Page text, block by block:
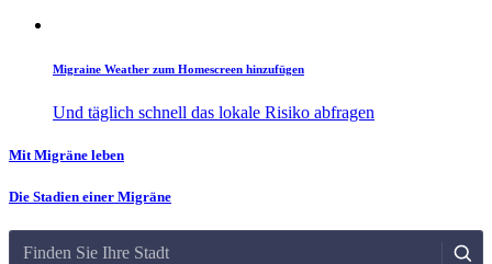
Migraine Weather zum Homescreen hinzufügen
Und täglich schnell das lokale Risiko abfragen
Mit Migräne leben
Die Stadien einer Migräne
Finden Sie Ihre Stadt